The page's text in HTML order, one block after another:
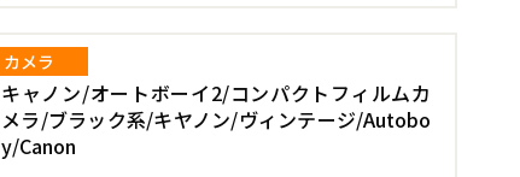
キャノン/オートボーイ2/コンパクトフィルムカ
メラ/ブラック系/キヤノン/ヴィンテージ/Autobo
y/Canon
カメラ